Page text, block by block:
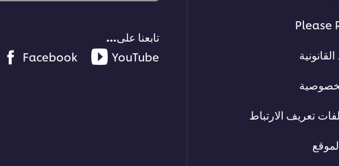
Please
تعريف الارتباط
تابعنا على...
YouTube
Facebook